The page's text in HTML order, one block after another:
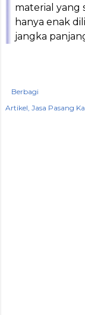
material yang
hanya enak
jangka
Berbagi
Artikel Jasa Pasang